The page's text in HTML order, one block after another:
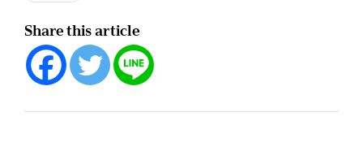
Share this article